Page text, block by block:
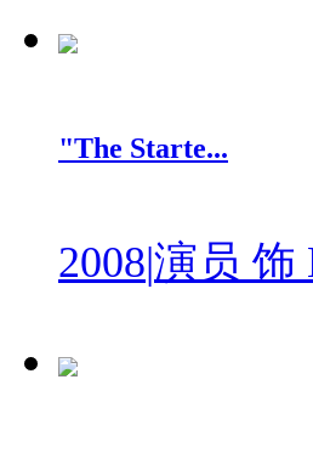
"The Starte...
2008|演员 饰